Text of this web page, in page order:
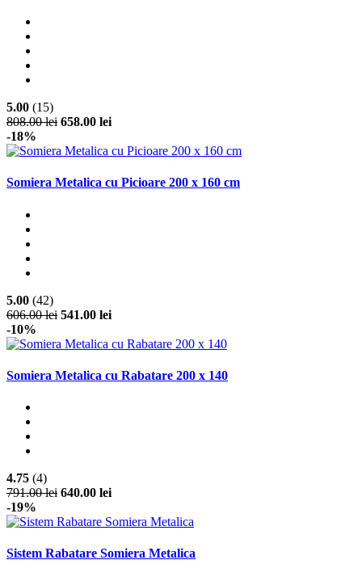
5.00 (15)
808.00 lei 658.00 lei
-18%
Somiera Metalica cu Picioare 200 x 160 cm
5.00 (42)
606.00 lei 541.00 lei
-10%
Somiera Metalica cu Rabatare 200 x 140
4.75 (4)
791.00 lei 640.00 lei
-19%
Sistem Rabatare Somiera Metalica